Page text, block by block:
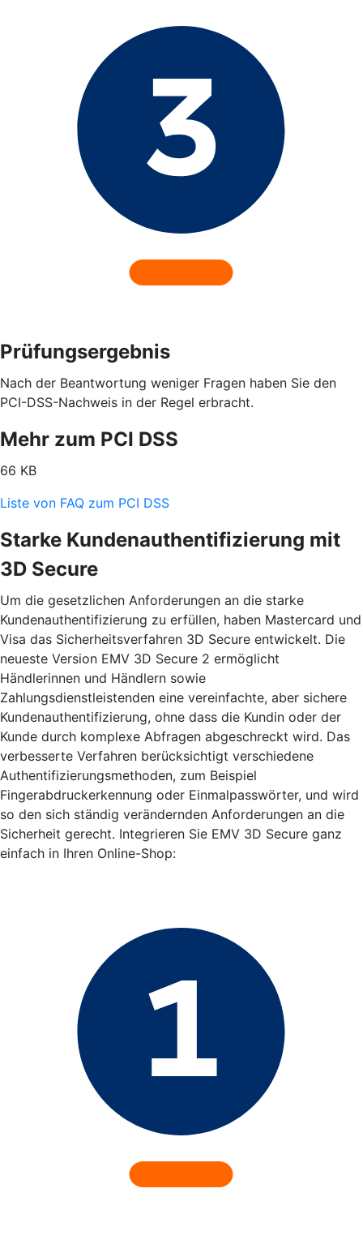
Prüfungsergebnis
Nach der Beantwortung weniger Fragen haben Sie den
PCI-DSS-Nachweis in der Regel erbracht.
Mehr zum PCI DSS
66 KB
Liste von FAQ zum PCI DSS
Starke Kundenauthentifizierung mit
3D Secure
Um die gesetzlichen Anforderungen an die starke
Kundenauthentifizierung zu erfüllen, haben Mastercard und
Visa das Sicherheitsverfahren 3D Secure entwickelt. Die
neueste Version EMV 3D Secure 2 ermöglicht
Händlerinnen und Händlern sowie
Zahlungsdienstleistenden eine vereinfachte, aber sichere
Kundenauthentifizierung, ohne dass die Kundin oder der
Kunde durch komplexe Abfragen abgeschreckt wird. Das
verbesserte Verfahren berücksichtigt verschiedene
Authentifizierungsmethoden, zum Beispiel
Fingerabdruckerkennung oder Einmalpasswörter, und wird
so den sich ständig verändernden Anforderungen an die
Sicherheit gerecht. Integrieren Sie EMV 3D Secure ganz
einfach in Ihren Online-Shop: